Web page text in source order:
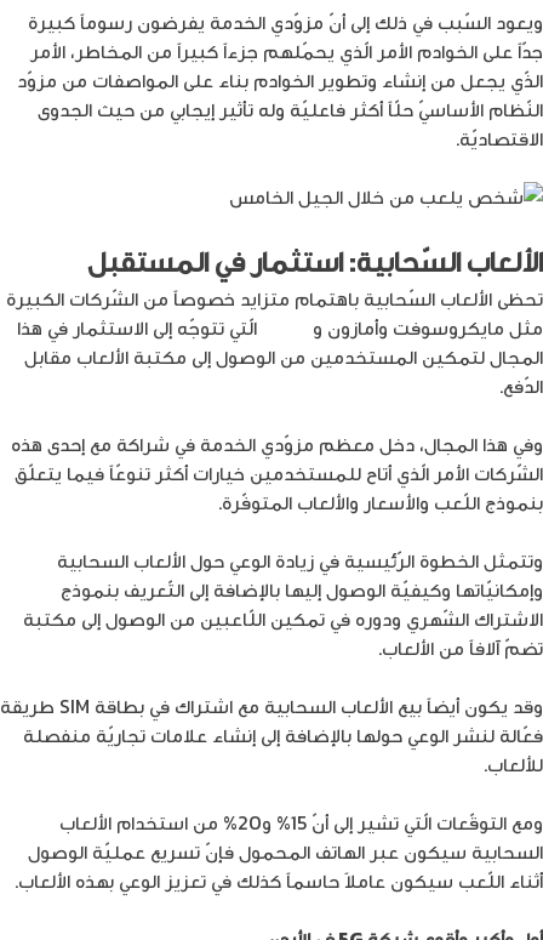
ويعود السّبب في ذلك إلى أنّ مزوّدي الخدمة يفرضون رسوماً كبيرة
جدّاً على الخوادم الأمر الّذي يحمّلهم جزءاً كبيراً من المخاطر، الأمر
الذّي يجعل من إنشاء وتطوير الخوادم بناء على المواصفات من مزوّد
النّظام الأساسيّ حلّاً أكثر فاعليّة وله تأثير إيجابي من حيث الجدوى
الاقتصاديّة.
الألعاب السّحابية: استثمار في المستقبل
تحظى الألعاب السّحابية باهتمام متزايد خصوصاً من الشّركات الكبيرة
مثل مايكروسوفت وأمازون و
الّتي تتوجّه إلى الاستثمار في هذا
المجال لتمكين المستخدمين من الوصول إلى مكتبة الألعاب مقابل
الدّفع.
وفي هذا المجال، دخل معظم مزوّدي الخدمة في شراكة مع إحدى هذه
الشّركات الأمر الّذي أتاح للمستخدمين خيارات أكثر تنوعّاً فيما يتعلّق
بنموذج اللّعب والأسعار والألعاب المتوفّرة.
وتتمثل الخطوة الرّئيسية في زيادة الوعي حول الألعاب السحابية
وإمكانيّاتها وكيفيّة الوصول إليها بالإضافة إلى التّعريف بنموذج
الاشتراك الشّهري ودوره في تمكين اللّاعبين من الوصول إلى مكتبة
تضمّ آلافاً من الألعاب.
وقد يكون أيضاً بيع الألعاب السحابية مع اشتراك في بطاقة SIM طريقة
فعّالة لنشر الوعي حولها بالإضافة إلى إنشاء علامات تجاريّة منفصلة
للألعاب.
ومع التوقّعات الّتي تشير إلى أنّ 15% و20% من استخدام الألعاب
السحابية سيكون عبر الهاتف المحمول فإنّ تسريع عمليّة الوصول
أثناء اللّعب سيكون عاملاً حاسماً كذلك في تعزيز الوعي بهذه الألعاب.